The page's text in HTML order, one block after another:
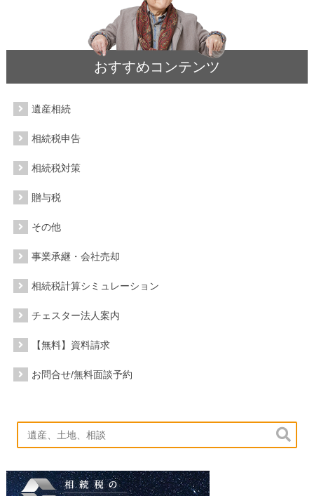
おすすめコンテンツ
遺産相続
相続税申告
相続税対策
贈与税
その他
事業承継・会社売却
相続税計算シミュレーション
チェスター法人案内
【無料】資料請求
お問合せ/無料面談予約
